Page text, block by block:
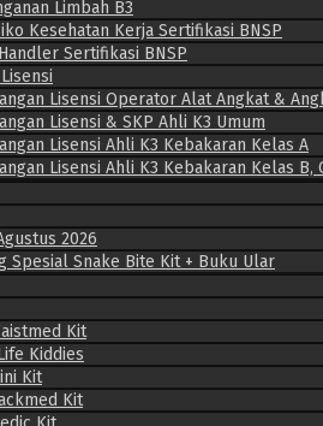
Limbah B3
Kesehatan Kerja Sertifikasi BNSP
Sertifikasi BNSP
Lisensi Operator Alat Angkat &
Lisensi & SKP Ahli K3 Umum
Lisensi Ahli K3 Kebakaran Kelas A
Lisensi Ahli K3 Kebakaran Kelas B,
2026
Spesial Snake Bite Kit + Buku Ular
Kit
Kiddies
Kit
Kit